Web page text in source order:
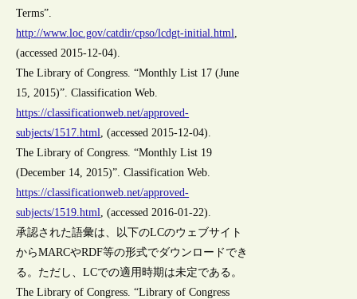
Terms”.
http://www.loc.gov/catdir/cpso/lcdgt-initial.html
(accessed 2015-12-04).
The Library of Congress. “Monthly List 17 (June
15, 2015)”. Classification Web.
https://classificationweb.net/approved-
subjects/1517.html , (accessed 2015-12-04).
The Library of Congress. “Monthly List 19
(December 14, 2015)”. Classification Web.
https://classificationweb.net/approved-
subjects/1519.html , (accessed 2016-01-22).
承認された語彙は、以下のLCのウェブサイト
からMARCやRDF等の形式でダウンロードでき
る。ただし、LCでの適用時期は未定である。
The Library of Congress. “Library of Congress